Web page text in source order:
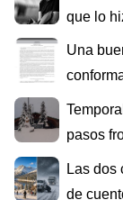
que lo
Una
pasos
Las dos
de